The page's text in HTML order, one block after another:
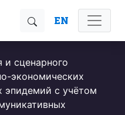
EN
и сценарного
экономических
эпидемий с yчётом